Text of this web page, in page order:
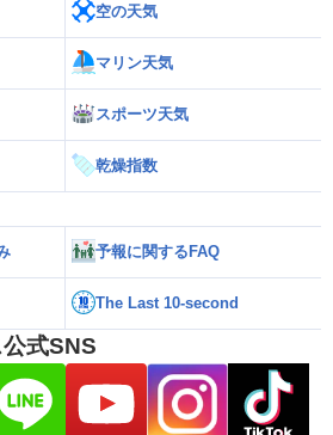
空の天気
マリン天気
スポーツ天気
乾燥指数
予報に関するFAQ
The Last 10-second
式SNS